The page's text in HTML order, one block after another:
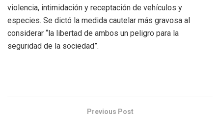
violencia, intimidación y receptación de vehículos y
especies. Se dictó la medida cautelar más gravosa al
considerar “la libertad de ambos un peligro para la
seguridad de la sociedad”.
Previous Post